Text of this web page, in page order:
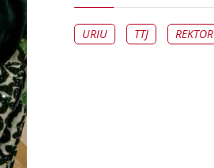
URIU TTJ REKTOR